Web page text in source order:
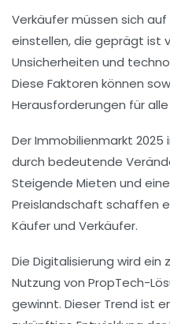
Verkäufer müssen sich
einstellen, die geprägt ist
Unsicherheiten und
Diese Faktoren können
Herausforderungen für
DerImmobilienmarkt 2025
durch bedeutende
Steigende Mieten und
Preislandschaft schaffen
Käuferund Verkäufer.
Die Digitalisierung wird
Nutzung von PropTech-
gewinnt. Dieser Trend ist